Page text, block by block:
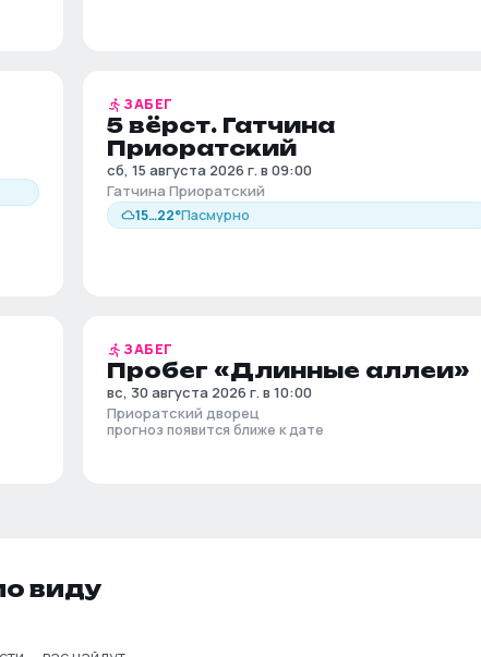
ЗАБЕГ
5 вёрст. Гатчина
Приоратский
сб, 15 августа 2026 г. в 09:00
Гатчина Приоратский
15…22°Пасмурно
ЗАБЕГ
Пробег «Длинные аллеи»
вс, 30 августа 2026 г. в 10:00
Приоратский дворец
прогноз появится ближе к дате
виду